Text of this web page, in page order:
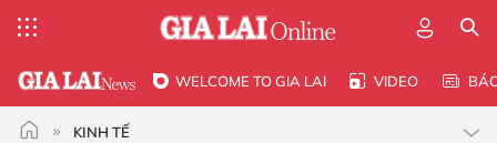
WELCOME TO GIA LAI VIDEO
KINH TẾ